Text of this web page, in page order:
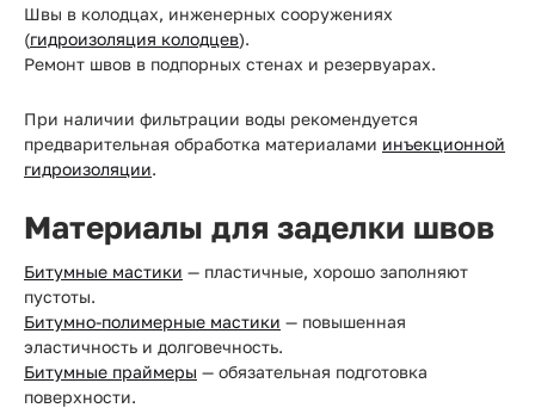
Швы в колодцах, инженерных сооружениях
(гидроизоляция колодцев).
Ремонт швов в подпорных стенах и резервуарах.
При наличии фильтрации воды рекомендуется
предварительная обработка материалами инъекционной
гидроизоляции.
Материалы для заделки швов
Битумные мастики — пластичные, хорошо заполняют
пустоты.
Битумно-полимерные мастики — повышенная
эластичность и долговечность.
Битумные праймеры — обязательная подготовка
поверхности.